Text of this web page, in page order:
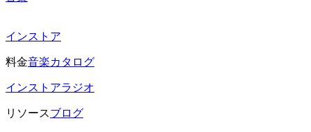
インストア
料金音楽カタログ
インストアラジオ
リソースブログ